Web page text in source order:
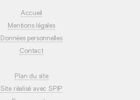
Accueil
Mentions légales
Données personnelles
Contact
Plan du site
Site réalisé avec SPIP